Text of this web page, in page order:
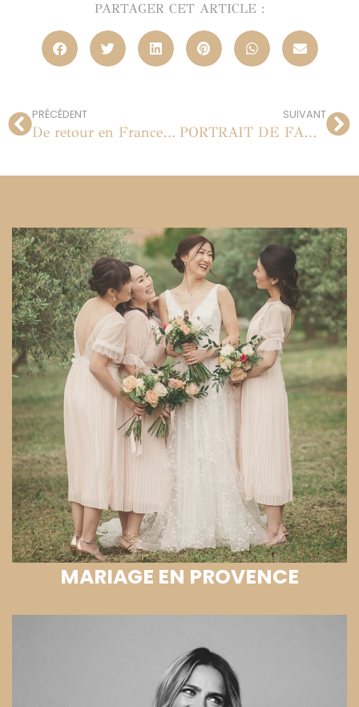
PARTAGER CET ARTICLE :
PRÉCÉDENT
De retour en France…
SUIVANT
PORTRAIT DE FAMILLE EN STUDIO À PARIS
MARIAGE EN PROVENCE